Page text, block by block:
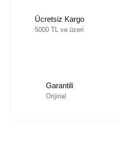
Ücretsiz Kargo
5000 TL ve üzeri
Garantili
Orijinal